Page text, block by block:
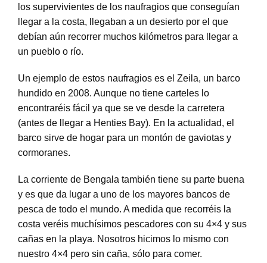
los supervivientes de los naufragios que conseguían
llegar a la costa, llegaban a un desierto por el que
debían aún recorrer muchos kilómetros para llegar a
un pueblo o río.
Un ejemplo de estos naufragios es el Zeila, un barco
hundido en 2008. Aunque no tiene carteles lo
encontraréis fácil ya que se ve desde la carretera
(antes de llegar a Henties Bay). En la actualidad, el
barco sirve de hogar para un montón de gaviotas y
cormoranes.
La corriente de Bengala también tiene su parte buena
y es que da lugar a uno de los mayores bancos de
pesca de todo el mundo. A medida que recorréis la
costa veréis muchísimos pescadores con su 4×4 y sus
cañas en la playa. Nosotros hicimos lo mismo con
nuestro 4×4 pero sin caña, sólo para comer.